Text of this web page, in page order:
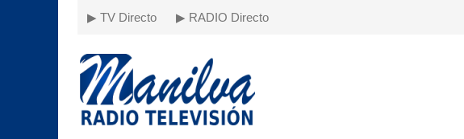
▶ TV Directo ▶ RADIO Directo